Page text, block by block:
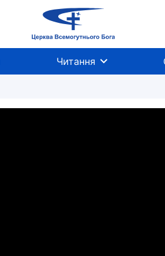
Читання